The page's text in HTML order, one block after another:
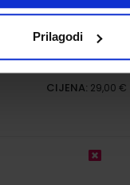
Prilagodi
Horvat Dario Hrupec
d.o.o. Registarski broj
CIJENA: 29,00 €